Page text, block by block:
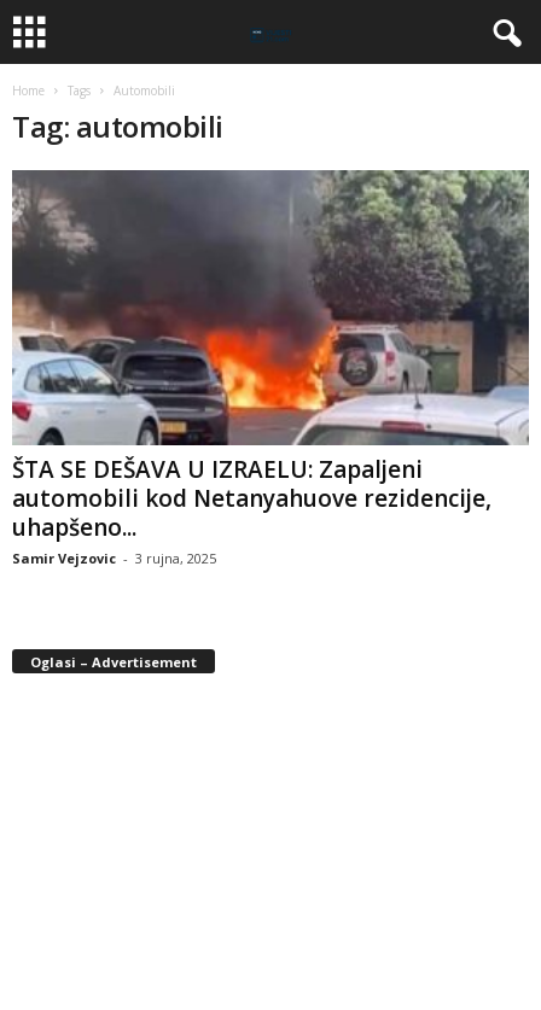
Home Tags Automobili
Tag: automobili
ŠTA SE DEŠAVA U IZRAELU: Zapaljeni
automobili kod Netanyahuove rezidencije,
uhapšeno...
Samir Vejzovic - 3 rujna, 2025
Oglasi – Advertisement